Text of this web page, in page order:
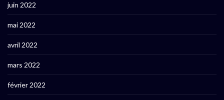
juin 2022
mai 2022
avril 2022
mars 2022
février 2022